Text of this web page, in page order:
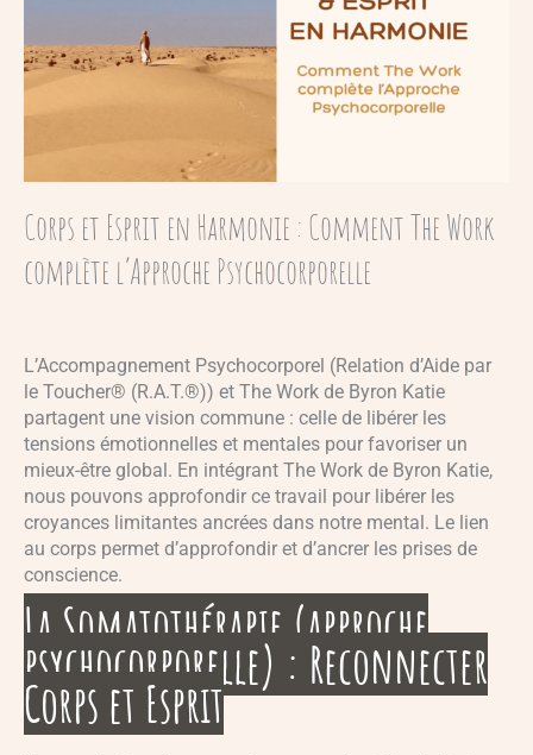
Corps et Esprit en Harmonie : Comment The Work
complète l’Approche Psychocorporelle
L’Accompagnement Psychocorporel (Relation d’Aide par
le Toucher® (R.A.T.®)) et The Work de Byron Katie
partagent une vision commune : celle de libérer les
tensions émotionnelles et mentales pour favoriser un
mieux-être global. En intégrant The Work de Byron Katie,
nous pouvons approfondir ce travail pour libérer les
croyances limitantes ancrées dans notre mental. Le lien
au corps permet d’approfondir et d’ancrer les prises de
conscience.
La Somatothérapie (approche
psychocorporelle) : Reconnecter
Corps et Esprit